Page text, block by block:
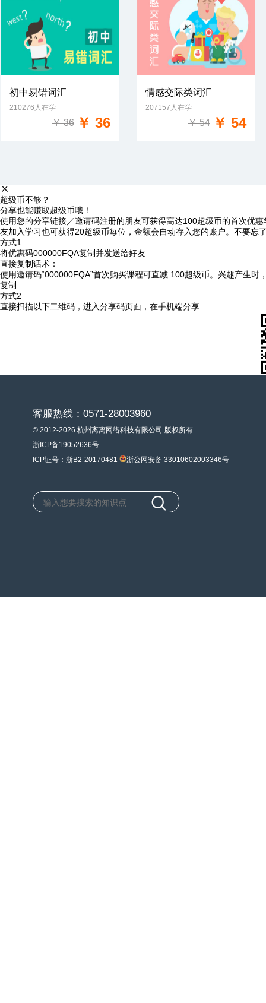
免费试学
初中易错词汇
210276人在学
￥ 36 ￥ 36
免费试学
情感交际类词汇
207157人在学
￥ 54 ￥ 54
超级币不够？
分享也能赚取超级币哦！
使用您的分享链接／邀请码注册的朋友可获得高达100超级币的首次优
友加入学习也可获得20超级币每位，金额会自动存入您的账户。不要忘
方式1
将优惠码000000FQA复制并发送给好友
直接复制话术：
使用邀请码“000000FQA”首次购买课程可直减 100超级币。兴趣产生时
复制
方式2
直接扫描以下二维码，进入分享码页面，在手机端分享
客服热线：0571-28003960
© 2012-2026 杭州离离网络科技有限公司 版权所有
浙ICP备19052636号
ICP证号：浙B2-20170481
浙公网安备 33010602003346号